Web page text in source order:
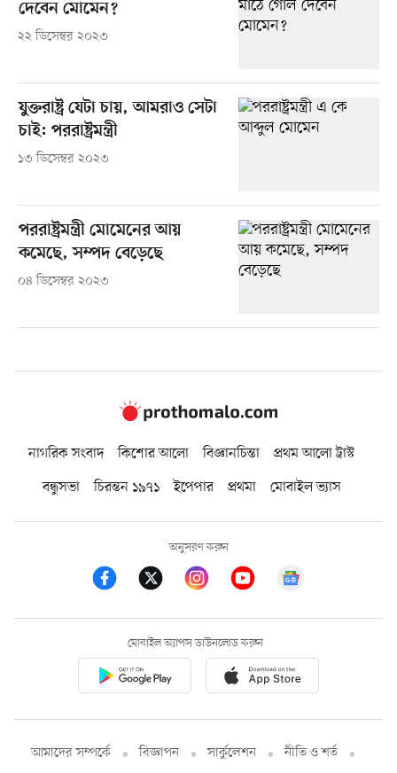
দেবেন মোমেন?
২২ ডিসেম্বর ২০২৩
যুক্তরাষ্ট্র যেটা চায়, আমরাও সেটা
চাই: পররাষ্ট্রমন্ত্রী
১৩ ডিসেম্বর ২০২৩
পররাষ্ট্রমন্ত্রী মোমেনের আয়
কমেছে, সম্পদ বেড়েছে
০৪ ডিসেম্বর ২০২৩
নাগরিক সংবাদ কিশোর আলো বিজ্ঞানচিন্তা
প্রথম আলো ট্রাস্ট
বন্ধুসভা
চিরন্তন ১৯৭১ ইপেপার প্রথমা মোবাইল ভ্যাস
অনুসরণ করুন
মোবাইল অ্যাপস ডাউনলোড করুন
আমাদের সম্পর্কে বিজ্ঞাপন সার্কুলেশন নীতি ও শর্ত